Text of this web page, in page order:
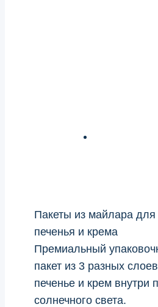
Пакеты из майлара для
печенья и крема
Премиальный
пакет из 3 разных
печенье и крем внутри
солнечного света.